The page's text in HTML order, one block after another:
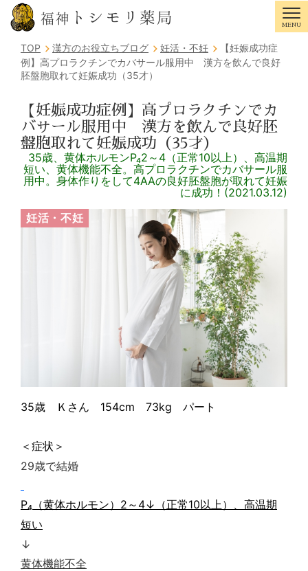
福神 トシモリ薬局 MENU
TOP
漢方のお役立ちブログ 妊活・不妊
【妊娠成功症
例】高プロラクチンでカバサール服用中 漢方を飲んで良好
胚盤胞取れて妊娠成功（35才）
【妊娠成功症例】高プロラクチンでカ
バサール服用中 漢方を飲んで良好胚
盤胞取れて妊娠成功（35才）
35歳、黄体ホルモンP₄2～4（正常10以上）、高温期
短い、黄体機能不全。高プロラクチンでカバサール服
用中。身体作りをして4AAの良好胚盤胞が取れて妊娠
に成功！(2021.03.12)
妊活・不妊
35歳 Ｋさん 154cm 73kg パート
＜症状＞
29歳で結婚
P₄（黄体ホルモン） 2 ～ 4↓（正常10以上）、高温期
短い
↓
黄体機能不全